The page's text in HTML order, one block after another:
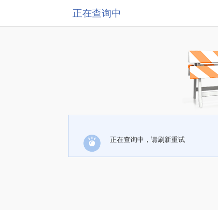
正在查询中
正在查询中，请刷新重试